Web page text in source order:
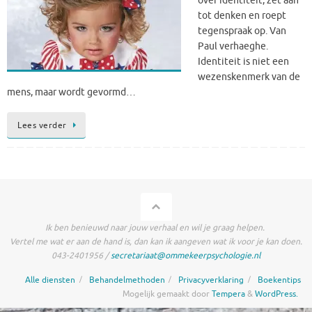
tot denken en roept
tegenspraak op. Van
Paul verhaeghe.
Identiteit is niet een
wezenskenmerk van de
mens, maar wordt gevormd…
Lees verder
Ik ben benieuwd naar jouw verhaal en wil je graag helpen.
Vertel me wat er aan de hand is, dan kan ik aangeven wat ik voor je kan doen.
043-2401956 /secretariaat@ommekeerpsychologie.nl
Alle diensten Behandelmethoden Privacyverklaring
Boekentips
Mogelijk gemaakt doorTempera&WordPress.